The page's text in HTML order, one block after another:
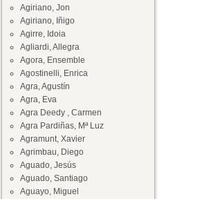
Agiriano, Jon
Agiriano, Iñigo
Agirre, Idoia
Agliardi, Allegra
Agora, Ensemble
Agostinelli, Enrica
Agra, Agustín
Agra, Eva
Agra Deedy , Carmen
Agra Pardiñas, Mª Luz
Agramunt, Xavier
Agrimbau, Diego
Aguado, Jesús
Aguado, Santiago
Aguayo, Miguel